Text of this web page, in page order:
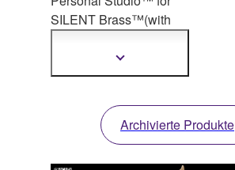
SILENT Brass™(with
Modeling™)Mehr
Archivierte Produkte